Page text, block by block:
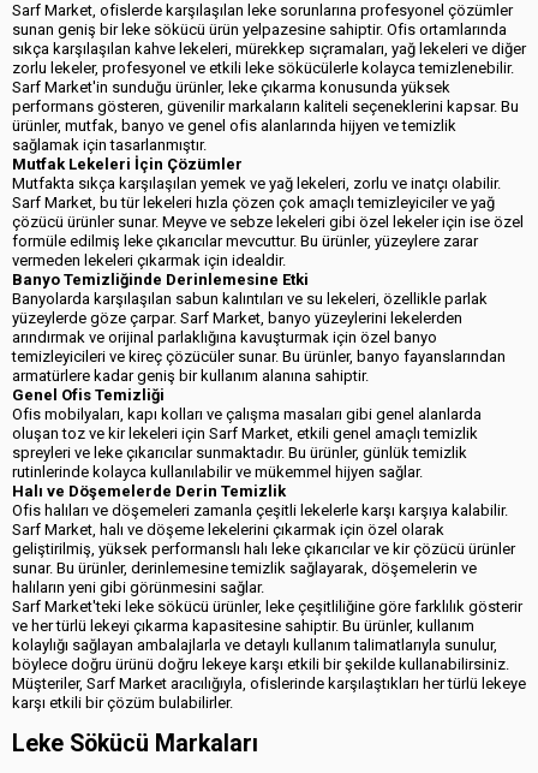
Sarf Market, ofislerde karşılaşılan leke sorunlarına profesyonel çözümler
sunan geniş bir leke sökücü ürün yelpazesine sahiptir. Ofis ortamlarında
sıkça karşılaşılan kahve lekeleri, mürekkep sıçramaları, yağ lekeleri ve diğer
zorlu lekeler, profesyonel ve etkili leke sökücülerle kolayca temizlenebilir.
Sarf Market'in sunduğu ürünler, leke çıkarma konusunda yüksek
performans gösteren, güvenilir markaların kaliteli seçeneklerini kapsar. Bu
ürünler, mutfak, banyo ve genel ofis alanlarında hijyen ve temizlik
sağlamak için tasarlanmıştır.
Mutfak Lekeleri İçin Çözümler
Mutfakta sıkça karşılaşılan yemek ve yağ lekeleri, zorlu ve inatçı olabilir.
Sarf Market, bu tür lekeleri hızla çözen çok amaçlı temizleyiciler ve yağ
çözücü ürünler sunar. Meyve ve sebze lekeleri gibi özel lekeler için ise özel
formüle edilmiş leke çıkarıcılar mevcuttur. Bu ürünler, yüzeylere zarar
vermeden lekeleri çıkarmak için idealdir.
Banyo Temizliğinde Derinlemesine Etki
Banyolarda karşılaşılan sabun kalıntıları ve su lekeleri, özellikle parlak
yüzeylerde göze çarpar. Sarf Market, banyo yüzeylerini lekelerden
arındırmak ve orijinal parlaklığına kavuşturmak için özel banyo
temizleyicileri ve kireç çözücüler sunar. Bu ürünler, banyo fayanslarından
armatürlere kadar geniş bir kullanım alanına sahiptir.
Genel Ofis Temizliği
Ofis mobilyaları, kapı kolları ve çalışma masaları gibi genel alanlarda
oluşan toz ve kir lekeleri için Sarf Market, etkili genel amaçlı temizlik
spreyleri ve leke çıkarıcılar sunmaktadır. Bu ürünler, günlük temizlik
rutinlerinde kolayca kullanılabilir ve mükemmel hijyen sağlar.
Halı ve Döşemelerde Derin Temizlik
Ofis halıları ve döşemeleri zamanla çeşitli lekelerle karşı karşıya kalabilir.
Sarf Market, halı ve döşeme lekelerini çıkarmak için özel olarak
geliştirilmiş, yüksek performanslı halı leke çıkarıcılar ve kir çözücü ürünler
sunar. Bu ürünler, derinlemesine temizlik sağlayarak, döşemelerin ve
halıların yeni gibi görünmesini sağlar.
Sarf Market'teki leke sökücü ürünler, leke çeşitliliğine göre farklılık gösterir
ve her türlü lekeyi çıkarma kapasitesine sahiptir. Bu ürünler, kullanım
kolaylığı sağlayan ambalajlarla ve detaylı kullanım talimatlarıyla sunulur,
böylece doğru ürünü doğru lekeye karşı etkili bir şekilde kullanabilirsiniz.
Müşteriler, Sarf Market aracılığıyla, ofislerinde karşılaştıkları her türlü lekeye
karşı etkili bir çözüm bulabilirler.
Leke Sökücü Markaları